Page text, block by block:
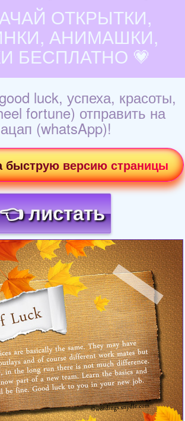
ОТКРЫТКИ,
АНИМАШКИ,
БЕСПЛАТНО 💗
luck, успеха, красоты,
fortune) отправить на
(whatsApp)!
быструю версию страницы
👈 листать
картинки...